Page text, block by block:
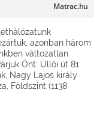
Matrac.hu
azonban három
változatlan
Önt: Üllői út 81.
Nagy Lajos király
Földszint (1138